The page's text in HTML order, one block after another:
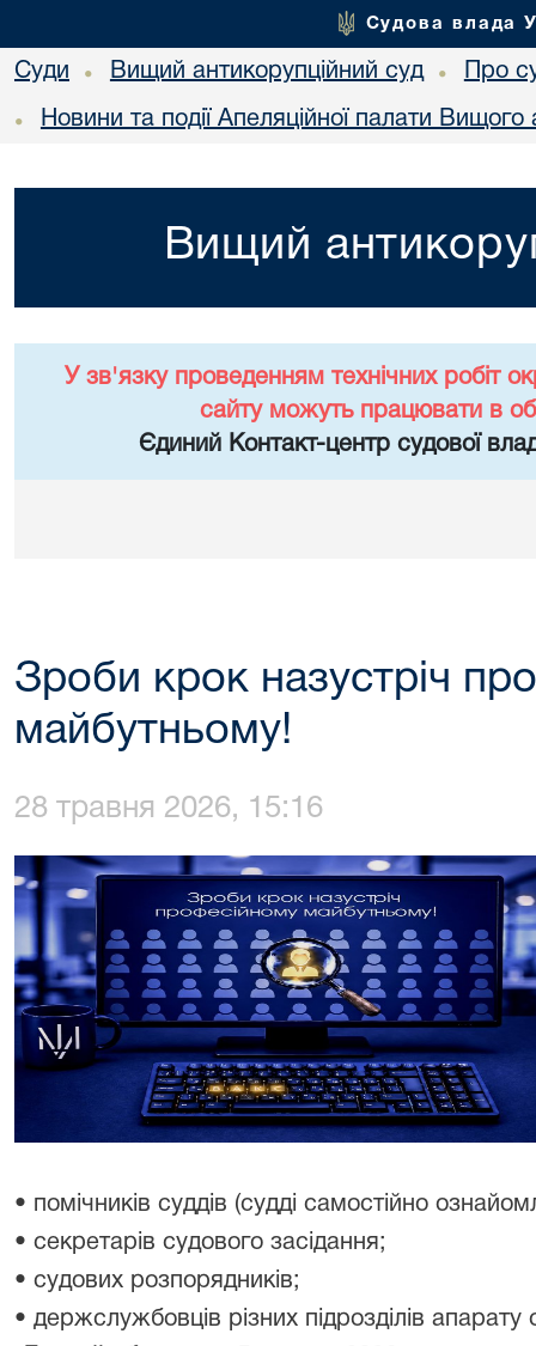
Судова влада
Суди • Вищий антикорупційний суд • Про
• Новини та події Апеляційної палати Вищого
Вищий
У зв'язку проведенням технічних робіт
сайту можуть працювати в
Єдиний Контакт-центр судової
Зроби крок назустріч
майбутньому!
28 травня 2026, 15:16
• помічників суддів (судді самостійно
• секретарів судового засідання;
• судових розпорядників;
• держслужбовців різних підрозділів апарату